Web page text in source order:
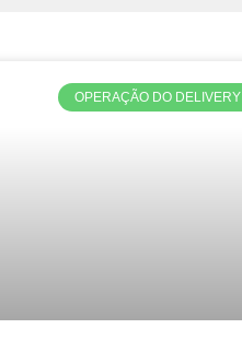
OPERAÇÃO DO DELIVERY